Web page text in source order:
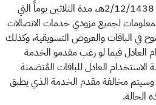
تنتهي يوم غدٍ الخميس الموافق 2/12/1438هـ، مدة الثلاثين يوماً التي
لجميع مزودي خدمات الاتصالات
في الباقات والعروض التسويقية، وكذلك
العادل فيما لو رغب مقدمو الخدمة
العادل للباقات المُتضمنة
وسيتم مخالفة مقدم الخدمة الذي يطبق
الحالة.